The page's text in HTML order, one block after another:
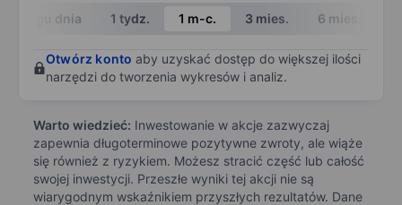
End of interactive chart.
W ciągu dnia 1 tydz. 1 m-c. 3 mies. 6 mies.
Otwórz konto aby uzyskać dostęp do większej ilości
narzędzi do tworzenia wykresów i analiz.
Warto wiedzieć: Inwestowanie w akcje zazwyczaj
zapewnia długoterminowe pozytywne zwroty, ale wiąże
się również z ryzykiem. Możesz stracić część lub całość
swojej inwestycji. Przeszłe wyniki tej akcji nie są
wiarygodnym wskaźnikiem przyszłych rezultatów. Dane